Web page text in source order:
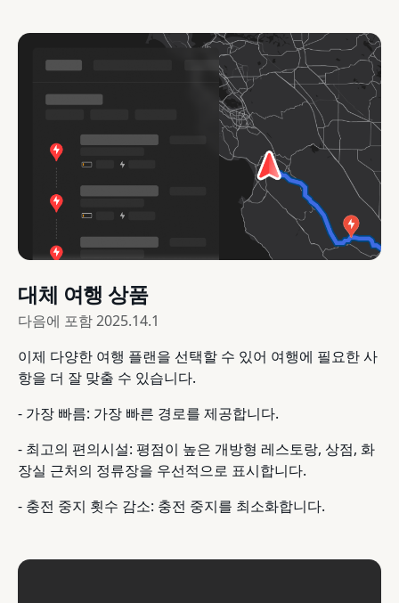
대체 여행 상품
다음에 포함2025.14.1
이제 다양한 여행 플랜을 선택할 수 있어 여행에 필요한 사
항을 더 잘 맞출 수 있습니다.
- 가장 빠름: 가장 빠른 경로를 제공합니다.
- 최고의 편의시설: 평점이 높은 개방형 레스토랑, 상점, 화
장실 근처의 정류장을 우선적으로 표시합니다.
- 충전 중지 횟수 감소: 충전 중지를 최소화합니다.